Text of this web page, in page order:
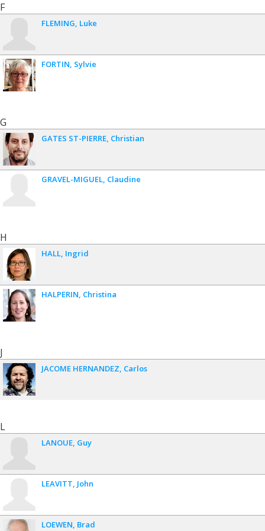
F
FLEMING Luke
FORTIN Sylvie
G
GATES ST-PIERRE Christian
GRAVEL-MIGUEL Claudine
H
HALL Ingrid
HALPERIN Christina
J
JACOME HERNANDEZ Carlos
L
LANOUE Guy
LEAVITT John
LOEWEN Brad